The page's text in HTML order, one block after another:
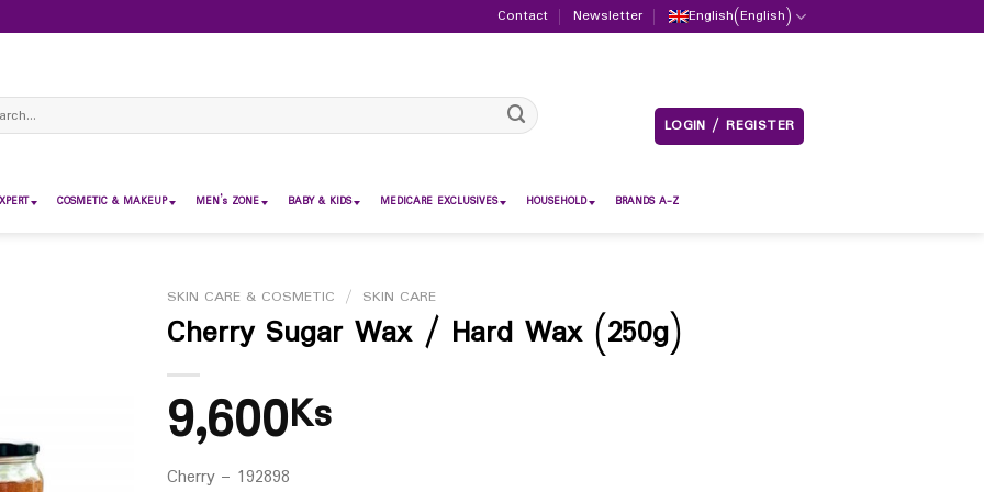
Contact Newsletter English(English)
LOGIN / REGISTER
COSMETIC & MAKEUP MEN’s ZONE BABY & KIDS MEDICARE EXCLUSIVES HOUSEHOLD BRANDS A-Z
SKIN CARE & COSMETIC / SKIN CARE
Cherry Sugar Wax / Hard Wax (250g)
9,600Ks
Cherry – 192898